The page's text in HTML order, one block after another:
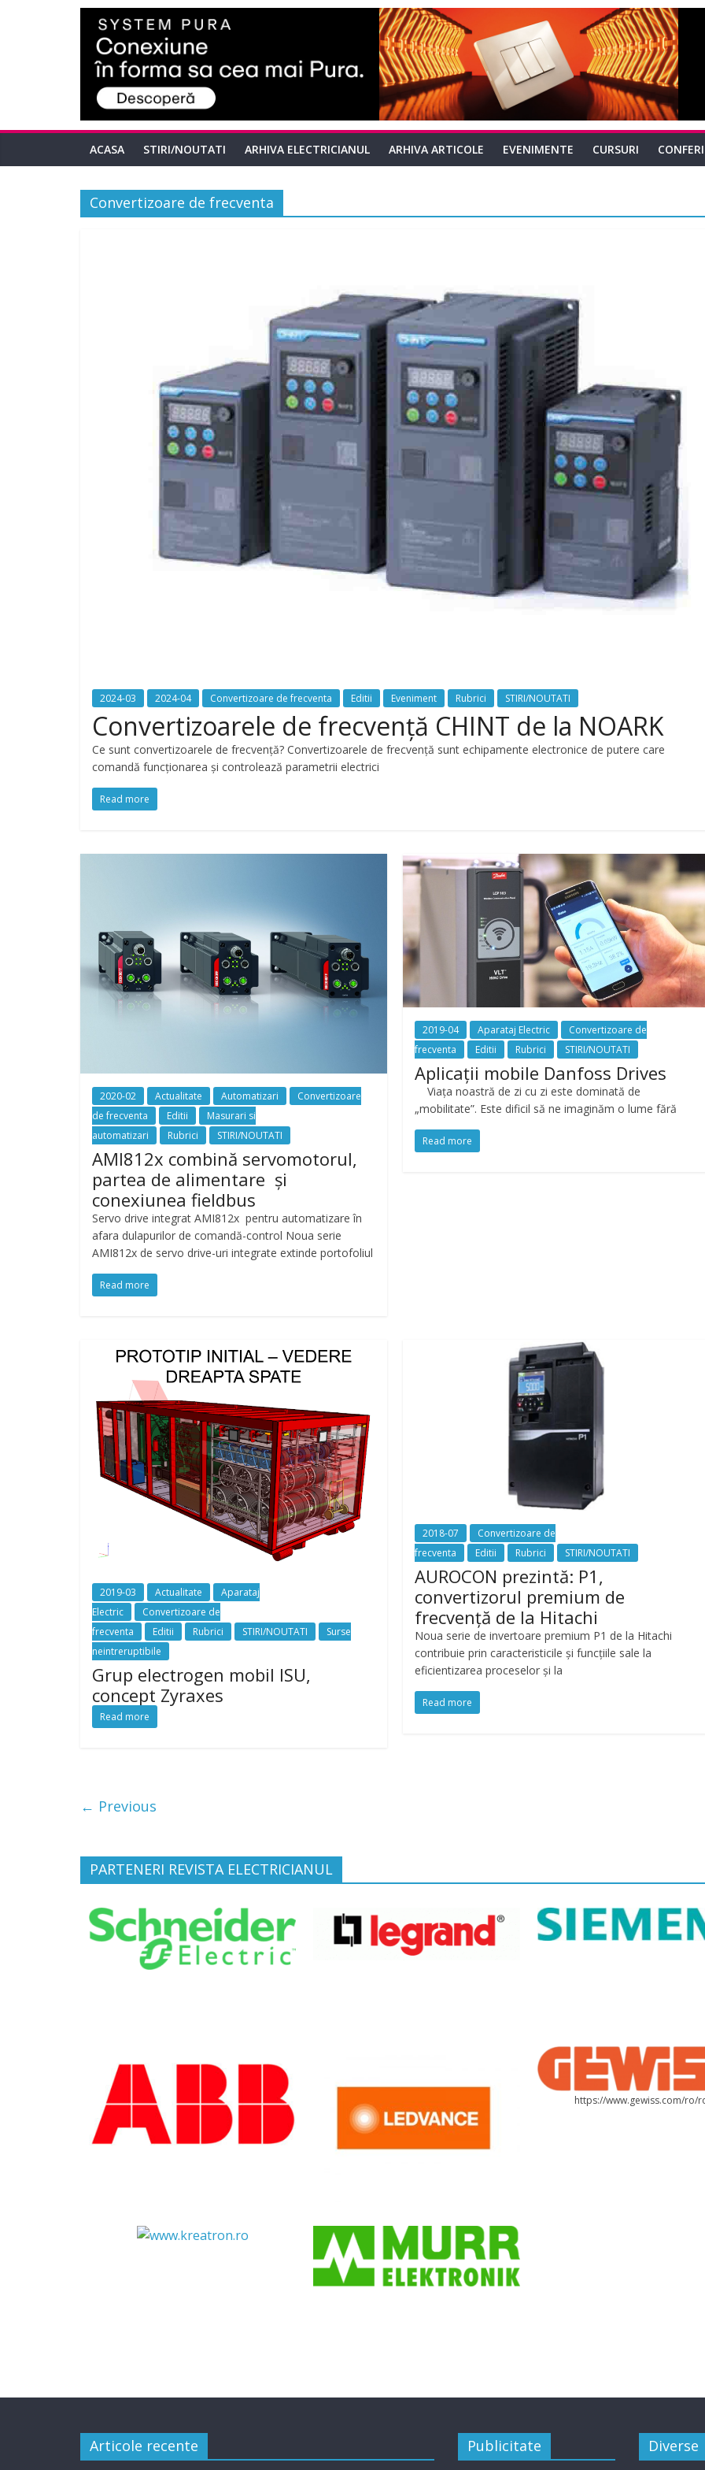
ACASA STIRI/NOUTATI ARHIVA ELECTRICIANUL ARHIVA ARTICOLE EVENIMENTE CURSURI
Convertizoare de frecventa
2024-03 2024-04 Convertizoare de frecventa Editii Eveniment Rubrici STIRI/NOUTATI
Convertizoarele de frecvență CHINT de la NOARK
Ce sunt convertizoarele de frecvență? Convertizoarele de frecvență sunt echipamente electronice de putere care
comandă funcționarea și controlează parametrii electrici
Read more
2020-02 Actualitate Automatizari
Convertizoare
de frecventa
Editii
Masurari si
automatizari
Rubrici STIRI/NOUTATI
AMI812x combină servomotorul,
partea de alimentare și
conexiunea fieldbus
Servo drive integrat AMI812x pentru automatizare în
afara dulapurilor de comandă-control Noua serie
AMI812x de servo drive-uri integrate extinde portofoliul
Read more
2019-04 Aparataj Electric
Convertizoare de
frecventa
Editii Rubrici STIRI/NOUTATI
Aplicații mobile Danfoss Drives
Viața noastră de zi cu zi este dominată de
„mobilitate”. Este dificil să ne imaginăm o lume fără
Read more
2019-03 Actualitate
Aparataj
Electric
Convertizoare de
frecventa
Editii Rubrici STIRI/NOUTATI
Surse
neintreruptibile
Grup electrogen mobil ISU,
concept Zyraxes
Read more
2018-07
Convertizoare de
frecventa
Editii Rubrici STIRI/NOUTATI
AUROCON prezintă: P1,
convertizorul premium de
frecvenţă de la Hitachi
Noua serie de invertoare premium P1 de la Hitachi
contribuie prin caracteristicile şi funcţiile sale la
eficientizarea proceselor şi la
Read more
← Previous
PARTENERI REVISTA ELECTRICIANUL
https://www.gewiss.com/ro/
Articole recente Publicitate Diverse